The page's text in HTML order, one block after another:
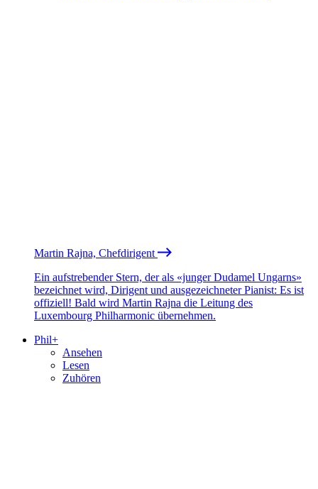
Martin Rajna, Chefdirigent
Ein aufstrebender Stern, der als «junger Dudamel Ungarns»
bezeichnet wird, Dirigent und ausgezeichneter Pianist: Es ist
offiziell! Bald wird Martin Rajna die Leitung des
Luxembourg Philharmonic übernehmen.
Phil+
Ansehen
Lesen
Zuhören